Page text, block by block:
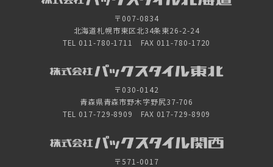
〒007-0834
北海道札幌市東区北34条東26-2-24
TEL 011-780-1711 FAX 011-780-1720
〒030-0142
青森県青森市野木字野尻37-706
TEL 017-729-8909 FAX 017-729-8909
〒571-0017